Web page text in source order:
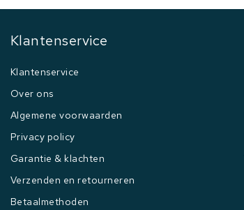
Klantenservice
Klantenservice
Over ons
Algemene voorwaarden
Privacy policy
Garantie & klachten
Verzenden en retourneren
Betaalmethoden